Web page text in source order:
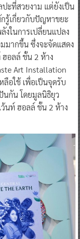
ะที่สวยงาม แต่ยังเป็น
รู้เกี่ยวกับปัญหาขยะ
งในการเปลี่ยนแปลง
มากขึ้น ซึ่งจะจัดแสดง
อลล์ ชั้น 2 ห้าง
Art Installation
อใช้ เพื่อเป็นจุดรับ
นกัน โดยมูลนิธิยุว
นท์ ฮอลล์ ชั้น 2 ห้าง